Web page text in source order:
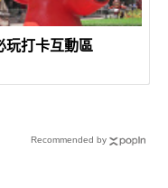
玩打卡互動區
Recommended by